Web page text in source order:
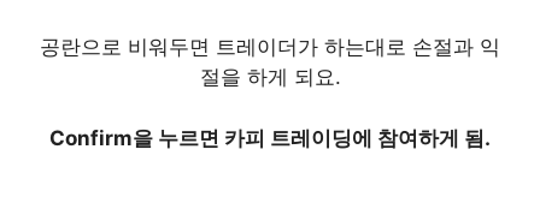
공란으로 비워두면 트레이더가 하는대로 손절과 익
절을 하게 되요.
Confirm을 누르면 카피 트레이딩에 참여하게 됨.